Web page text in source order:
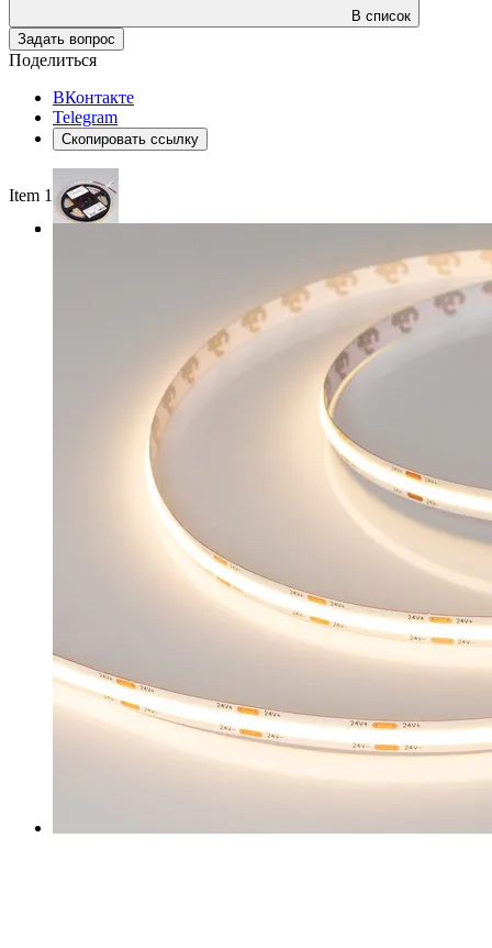
В список
Задать вопрос
Поделиться
ВКонтакте
Telegram
Скопировать ссылку
Item 1 of 3